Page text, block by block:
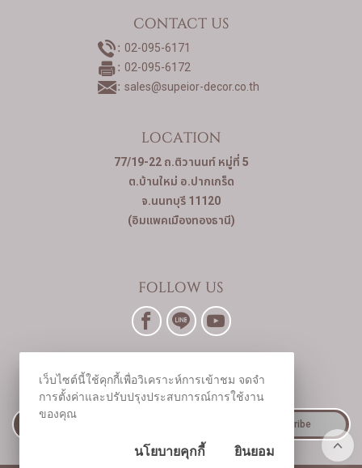
CONTACT US
02-095-6171
02-095-6172
sales@supeior-decor.co.th
LOCATION
77/19-22 ถ.ติวานนท์ หมู่ที่ 5
ต.บ้านใหม่ อ.ปากเกร็ด
จ.นนทบุรี 11120
(อิมแพคเมืองทองธานี)
FOLLOW US
SIGN UP FOR THE LATEST NEWS
Subscribe
เว็บไซต์นี้ใช้คุกกี้เพื่อวิเคราะห์การเข้าชม จดจำ
การตั้งค่าและปรับปรุงประสบการณ์การใช้งาน
ของคุณ
นโยบายคุกกี้ ยินยอม